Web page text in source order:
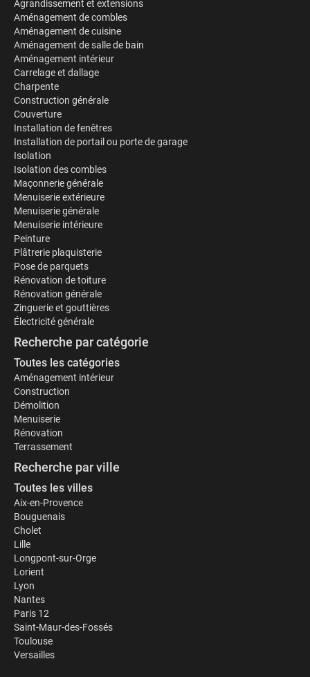
Agrandissement et extensions
Aménagement de combles
Aménagement de cuisine
Aménagement de salle de bain
Aménagement intérieur
Carrelage et dallage
Charpente
Construction générale
Couverture
Installation de fenêtres
Installation de portail ou porte de garage
Isolation
Isolation des combles
Maçonnerie générale
Menuiserie extérieure
Menuiserie générale
Menuiserie intérieure
Peinture
Plâtrerie plaquisterie
Pose de parquets
Rénovation de toiture
Rénovation générale
Zinguerie et gouttières
Électricité générale
Recherche par catégorie
Toutes les catégories
Aménagement intérieur
Construction
Démolition
Menuiserie
Rénovation
Terrassement
Recherche par ville
Toutes les villes
Aix-en-Provence
Bouguenais
Cholet
Lille
Longpont-sur-Orge
Lorient
Lyon
Nantes
Paris 12
Saint-Maur-des-Fossés
Toulouse
Versailles